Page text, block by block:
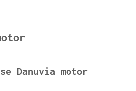
Danuvia motor